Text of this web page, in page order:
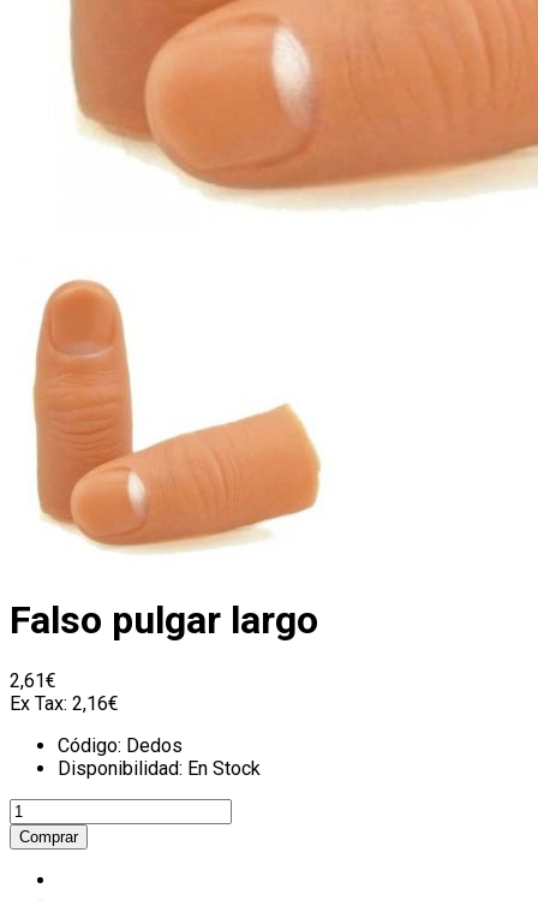
Falso pulgar largo
2,61€
Ex Tax: 2,16€
Código: Dedos
Disponibilidad: En Stock